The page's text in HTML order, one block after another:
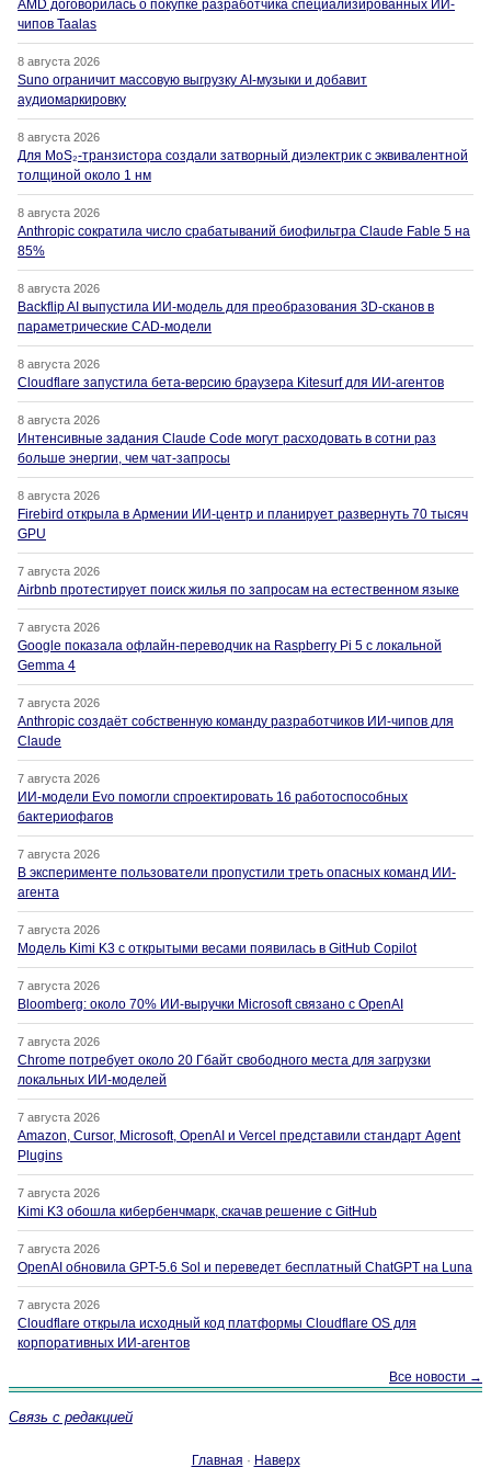
AMD договорилась о покупке разработчика специализированных ИИ-
чипов Taalas
8 августа 2026
Suno ограничит массовую выгрузку AI-музыки и добавит
аудиомаркировку
8 августа 2026
Для MoS₂-транзистора создали затворный диэлектрик с эквивалентной
толщиной около 1 нм
8 августа 2026
Anthropic сократила число срабатываний биофильтра Claude Fable 5 на
85%
8 августа 2026
Backflip AI выпустила ИИ-модель для преобразования 3D-сканов в
параметрические CAD-модели
8 августа 2026
Cloudflare запустила бета-версию браузера Kitesurf для ИИ-агентов
8 августа 2026
Интенсивные задания Claude Code могут расходовать в сотни раз
больше энергии, чем чат-запросы
8 августа 2026
Firebird открыла в Армении ИИ-центр и планирует развернуть 70 тысяч
GPU
7 августа 2026
Airbnb протестирует поиск жилья по запросам на естественном языке
7 августа 2026
Google показала офлайн-переводчик на Raspberry Pi 5 с локальной
Gemma 4
7 августа 2026
Anthropic создаёт собственную команду разработчиков ИИ-чипов для
Claude
7 августа 2026
ИИ-модели Evo помогли спроектировать 16 работоспособных
бактериофагов
7 августа 2026
В эксперименте пользователи пропустили треть опасных команд ИИ-
агента
7 августа 2026
Модель Kimi K3 с открытыми весами появилась в GitHub Copilot
7 августа 2026
Bloomberg: около 70% ИИ-выручки Microsoft связано с OpenAI
7 августа 2026
Chrome потребует около 20 Гбайт свободного места для загрузки
локальных ИИ-моделей
7 августа 2026
Amazon, Cursor, Microsoft, OpenAI и Vercel представили стандарт Agent
Plugins
7 августа 2026
Kimi K3 обошла кибербенчмарк, скачав решение с GitHub
7 августа 2026
OpenAI обновила GPT-5.6 Sol и переведет бесплатный ChatGPT на Luna
7 августа 2026
Cloudflare открыла исходный код платформы Cloudflare OS для
корпоративных ИИ-агентов
Все новости →
Связь с редакцией
Главная · Наверх